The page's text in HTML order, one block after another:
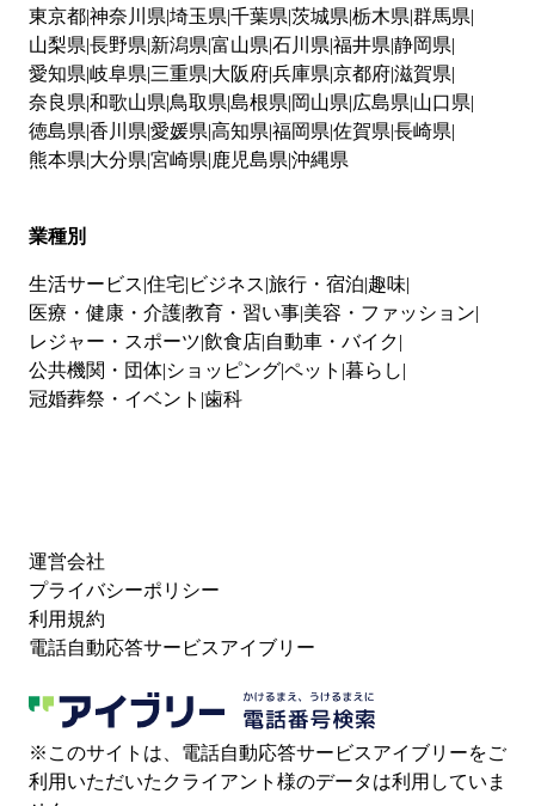
東京都神奈川県 埼玉県 千葉県 茨城県 栃木県 群馬県
山梨県 長野県 新潟県 富山県 石川県 福井県 静岡県
愛知県 岐阜県 三重県 大阪府兵庫県 京都府滋賀県
奈良県 和歌山県 鳥取県 島根県 岡山県 広島県 山口県
徳島県 香川県 愛媛県 高知県 福岡県 佐賀県 長崎県
熊本県 大分県 宮崎県 鹿児島県 沖縄県
業種別
生活サービス 住宅 ビジネス 旅行・宿泊 趣味
医療・健康・介護教育・習い事 美容・ファッション
レジャー・スポーツ 飲食店 自動車・バイク
公共機関・団体 ショッピングペット 暮らし
冠婚葬祭・イベント 歯科
運営会社
プライバシーポリシー
利用規約
電話自動応答サービスアイブリー
※このサイトは、電話自動応答サービスアイブリーをご
利用いただいたクライアント様のデータは利用していま